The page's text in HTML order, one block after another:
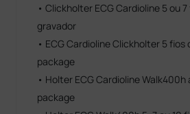
• Clickholter ECG Cardioline 5 ou
gravador
• ECG Cardioline Clickholter 5 fios
package
• Holter ECG Cardioline Walk400h
package